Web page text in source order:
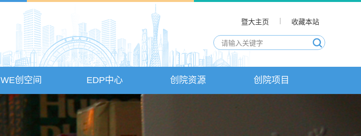
暨大主页 收藏本站
WE创空间 EDP中心 创院资源 创院项目